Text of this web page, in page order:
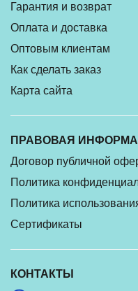
Гарантия и возврат
Оплата и доставка
Оптовым клиентам
Как сделать заказ
Карта сайта
ПРАВОВАЯ
Договор публичной
Политика
Политика
Сертификаты
КОНТАКТЫ